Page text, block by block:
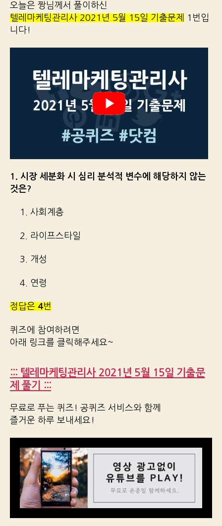
오늘은 짱님께서 풀이하신
텔레마케팅관리사 2021년 5월 15일 기출문제
1번입
니다!
1. 시장 세분화 시 심리 분석적 변수에 해당하지 않는
것은?
1. 사회계층
2. 라이프스타일
3. 개성
4. 연령
정답은 4번
퀴즈에 참여하려면
아래 링크를 클릭해주세요~
::: 텔레마케팅관리사 2021년 5월 15일 기출문
제 풀기 :::
무료로 푸는 퀴즈! 공퀴즈 서비스와 함께
즐거운 하루 보내세요!